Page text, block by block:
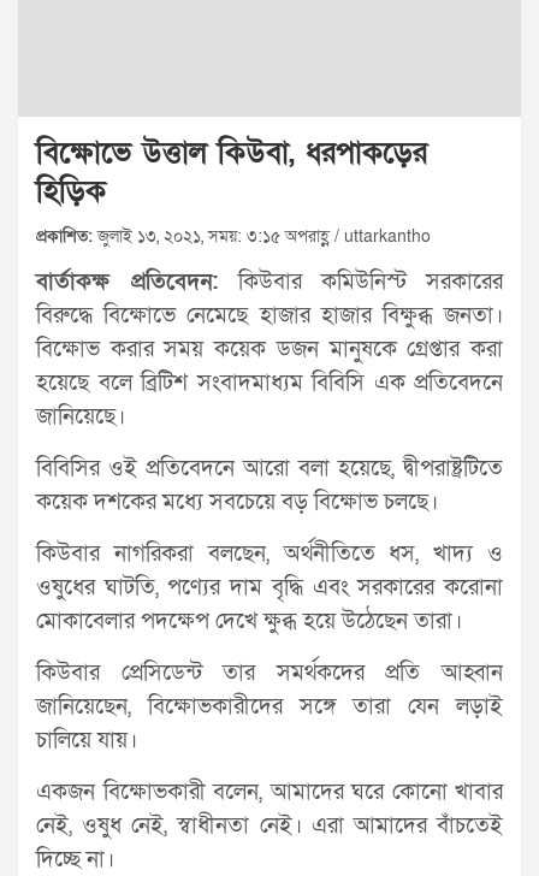
বিক্ষোভে উত্তাল কিউবা, ধরপাকড়ের
হিড়িক
প্রকাশিত:জুলাই ১৩, ২০২১, সময়: ৩:১৫ অপরাহ্ণ / uttarkantho
বার্তাকক্ষ প্রতিবেদন: কিউবার কমিউনিস্ট সরকারের
বিরুদ্ধে বিক্ষোভে নেমেছে হাজার হাজার বিক্ষুব্ধ জনতা।
বিক্ষোভ করার সময় কয়েক ডজন মানুষকে গ্রেপ্তার করা
হয়েছে বলে ব্রিটিশ সংবাদমাধ্যম বিবিসি এক প্রতিবেদনে
জানিয়েছে।
বিবিসির ওই প্রতিবেদনে আরো বলা হয়েছে, দ্বীপরাষ্ট্রটিতে
কয়েক দশকের মধ্যে সবচেয়ে বড় বিক্ষোভ চলছে।
কিউবার নাগরিকরা বলছেন, অর্থনীতিতে ধস, খাদ্য ও
ওষুধের ঘাটতি, পণ্যের দাম বৃদ্ধি এবং সরকারের করোনা
মোকাবেলার পদক্ষেপ দেখে ক্ষুব্ধ হয়ে উঠেছেন তারা।
কিউবার প্রেসিডেন্ট তার সমর্থকদের প্রতি আহ্বান
জানিয়েছেন, বিক্ষোভকারীদের সঙ্গে তারা যেন লড়াই
চালিয়ে যায়।
একজন বিক্ষোভকারী বলেন, আমাদের ঘরে কোনো খাবার
নেই, ওষুধ নেই, স্বাধীনতা নেই। এরা আমাদের বাঁচতেই
দিচ্ছে না।